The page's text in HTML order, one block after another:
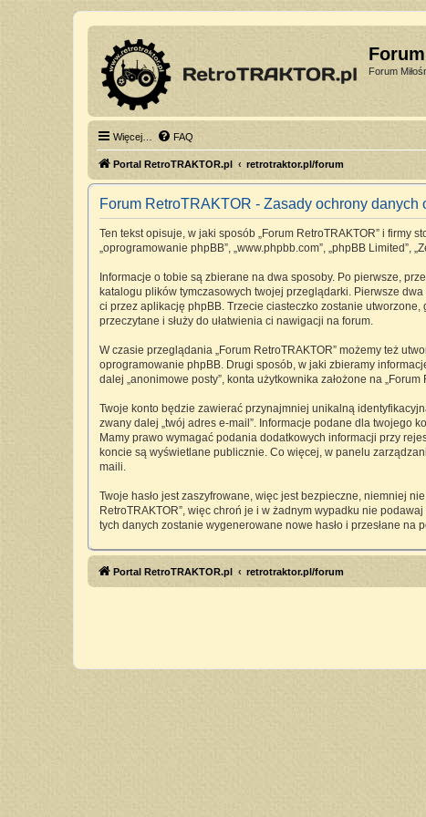
Forum
Więcej… FAQ
Portal RetroTRAKTOR.pl retrotraktor.pl/forum
Forum RetroTRAKTOR - Zasady ochrony danych
Ten tekst opisuje, w jaki sposób „Forum RetroTRAKTOR” i firmy
„oprogramowanie phpBB”, „www.phpbb.com”, „phpBB
Informacje o tobie są zbierane na dwa sposoby. Po pierwsze,
katalogu plików tymczasowych twojej przeglądarki. Pierwsze
ci przez aplikację phpBB. Trzecie ciasteczko zostanie
przeczytane i służy do ułatwienia ci nawigacji na forum.
W czasie przeglądania „Forum RetroTRAKTOR” możemy też
oprogramowanie phpBB. Drugi sposób, w jaki zbieramy
dalej „anonimowe posty”, konta użytkownika założone na
Twoje konto będzie zawierać przynajmniej unikalną
zwany dalej „twój adres e-mail”. Informacje podane dla twojego
Mamy prawo wymagać podania dodatkowych informacji przy
koncie są wyświetlane publicznie. Co więcej, w panelu
maili.
Twoje hasło jest zaszyfrowane, więc jest bezpieczne, niemniej
RetroTRAKTOR”, więc chroń je i w żadnym wypadku nie podawaj
tych danych zostanie wygenerowane nowe hasło i przesłane
Portal RetroTRAKTOR.pl retrotraktor.pl/forum